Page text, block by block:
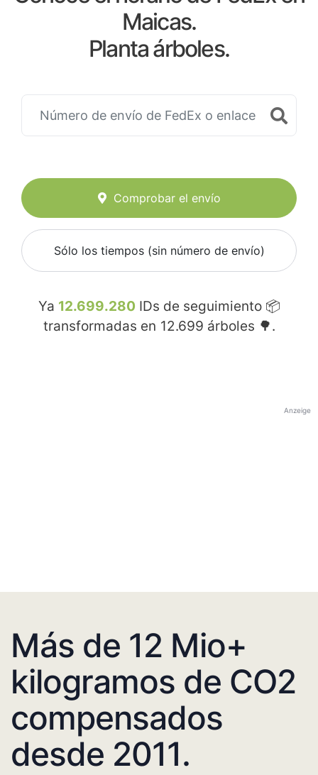
Maicas.
Planta árboles.
Comprobar el envío
Sólo los tiempos (sin número de envío)
Ya 12.699.280 IDs de seguimiento 📦
transformadas en 12.699 árboles 🌳.
Anzeige
Más de 12 Mio+
kilogramos de CO2
compensados
desde 2011.